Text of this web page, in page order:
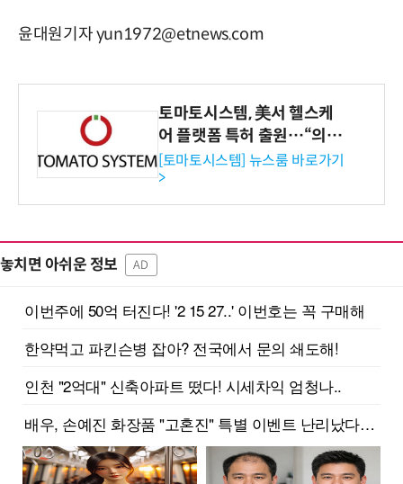
윤대원기자 yun1972@etnews.com
토마토시스템, 美서 헬스케
어 플랫폼 특허 출원…“의료
기관·보험사 공략”
[토마토시스템] 뉴스룸 바로가기
>
놓치면 아쉬운 정보 AD